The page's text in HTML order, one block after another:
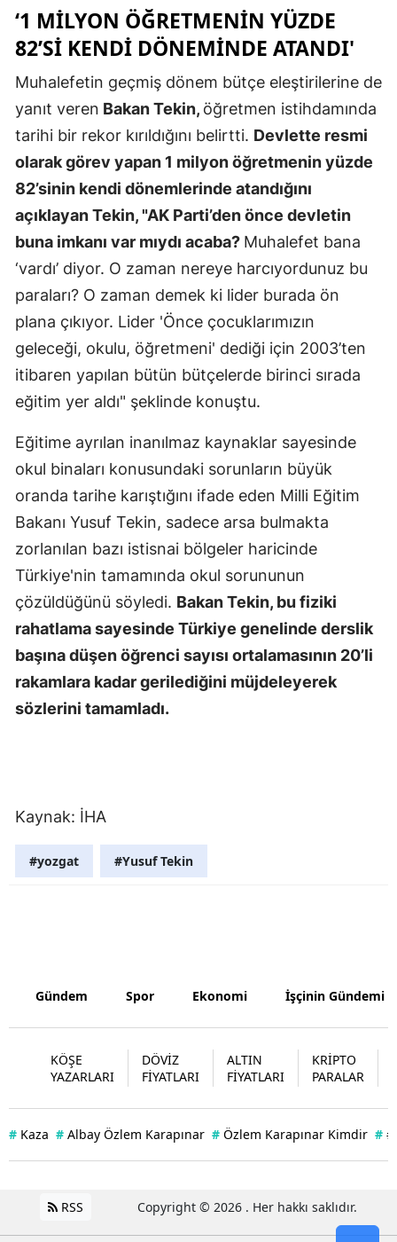
Uşak
Van
Yozgat
Zonguldak
Aksaray
Karaman
Kırıkkale
Batman
Bartın
Iğdır
Karabük
Osmaniye
Düzce
‘1 MILYON ÖĞRETMENIN YÜZDE
82’SI KENDI DÖNEMINDE ATANDI'
Muhalefetin geçmiş dönem bütçe eleştirilerine de
yanıt veren Bakan Tekin, öğretmen istihdamında
tarihi bir rekor kırıldığını belirtti. Devlette resmi
olarak görev yapan 1 milyon öğretmenin yüzde
82’sinin kendi dönemlerinde atandığını
açıklayan Tekin, "AK Parti’den önce devletin
buna imkanı var mıydı acaba? Muhalefet bana
‘vardı’ diyor. O zaman nereye harcıyordunuz bu
paraları? O zaman demek ki lider burada ön
plana çıkıyor. Lider 'Önce çocuklarımızın
geleceği, okulu, öğretmeni' dediği için 2003’ten
itibaren yapılan bütün bütçelerde birinci sırada
eğitim yer aldı" şeklinde konuştu.
Eğitime ayrılan inanılmaz kaynaklar sayesinde
okul binaları konusundaki sorunların büyük
oranda tarihe karıştığını ifade eden Milli Eğitim
Bakanı Yusuf Tekin, sadece arsa bulmakta
zorlanılan bazı istisnai bölgeler haricinde
Türkiye'nin tamamında okul sorununun
çözüldüğünü söyledi. Bakan Tekin, bu fiziki
rahatlama sayesinde Türkiye genelinde derslik
başına düşen öğrenci sayısı ortalamasının 20’li
rakamlara kadar gerilediğini müjdeleyerek
sözlerini tamamladı.
Kaynak: İHA
#yozgat #Yusuf Tekin
Gündem Spor Ekonomi İşçinin Gündemi
KÖŞE
YAZARLARI
DÖVİZ
FİYATLARI
ALTIN
FİYATLARI
KRİPTO
PARALAR
# Kaza # Albay Özlem Karapınar # Özlem Karapınar Kimdir #
RSS Copyright © 2026 . Her hakkı saklıdır.